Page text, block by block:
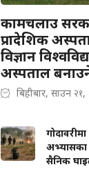
कामचलाउ
प्रादेशिक
विज्ञान
अस्पताल
बिहीबार, साउन
अभ्यासका
सैनिक